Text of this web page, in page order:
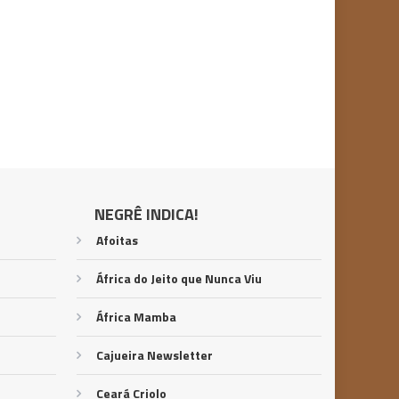
NEGRÊ INDICA!
Afoitas
África do Jeito que Nunca Viu
África Mamba
Cajueira Newsletter
Ceará Criolo